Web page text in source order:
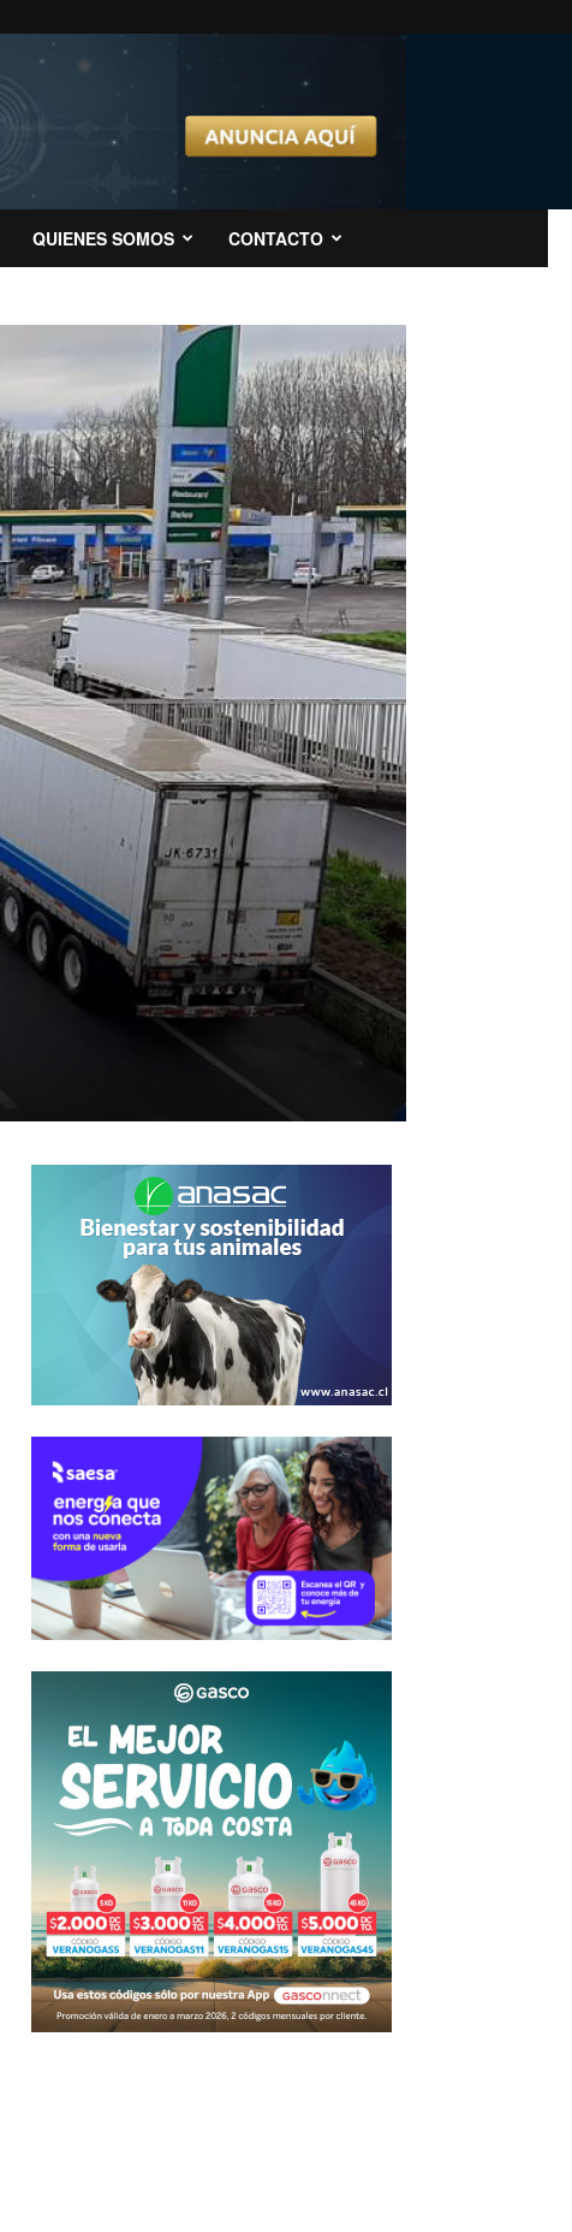
QUIENES SOMOS CONTACTO